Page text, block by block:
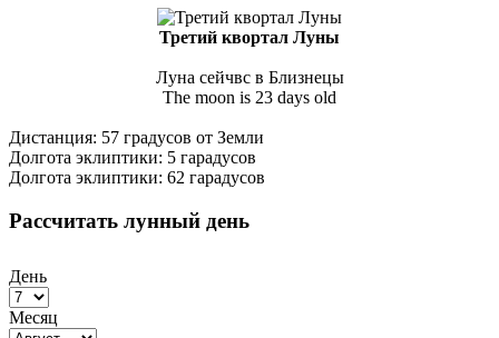
Третий квортал Луны
Луна сейчвс в Близнецы
The moon is 23 days old
Дистанция: 57 градусов от Земли
Долгота эклиптики: 5 гарадусов
Долгота эклиптики: 62 гарадусов
Рассчитать лунный день
День
Месяц